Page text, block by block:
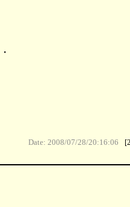
Date: 2008/07/28/20:16:06